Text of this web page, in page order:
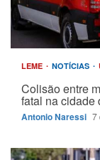
LEME NOTÍCIAS
Colisão entre
fatal na cidade
Antonio Naressi 7